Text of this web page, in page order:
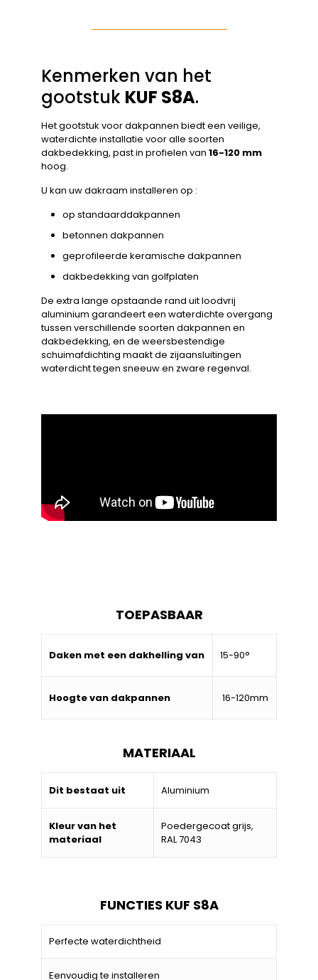
Kenmerken van het
gootstuk KUF S8A.
Het gootstuk voor dakpannen biedt een veilige,
waterdichte installatie voor alle soorten
dakbedekking, past in profielen van 16-120 mm
hoog.
U kan uw dakraam installeren op :
op standaarddakpannen
betonnen dakpannen
geprofileerde keramische dakpannen
dakbedekking van golfplaten
De extra lange opstaande rand uit loodvrij
aluminium garandeert een waterdichte overgang
tussen verschillende soorten dakpannen en
dakbedekking, en de weersbestendige
schuimafdichting maakt de zijaansluitingen
waterdicht tegen sneeuw en zware regenval.
TOEPASBAAR
Daken met een dakhelling van 15-90°
Hoogte van dakpannen 16-120mm
MATERIAAL
Dit bestaat uit Aluminium
Kleur van het
materiaal
Poedergecoat grijs,
RAL 7043
FUNCTIES KUF S8A
Perfecte waterdichtheid
Eenvoudig te installeren